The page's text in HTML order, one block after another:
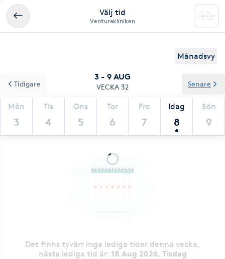
Välj tid
Venturakliniken
Månadsvy
3 - 9 AUG
VECKA 32
Mån
3
Tis
4
Ons
5
Tor
6
Fre
7
Idag
8
Sön
9
Tidigare Senare
Det finns tyvärr inga lediga tider denna vecka,
nästa lediga tid är: 18 Aug 2026, Tisdag